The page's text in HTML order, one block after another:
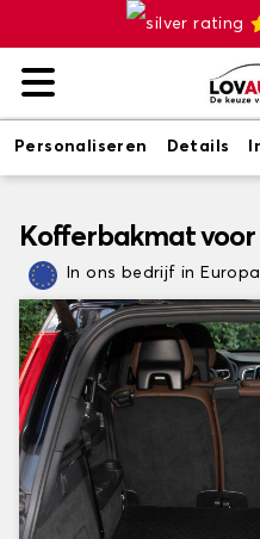
Personaliseren Details
Kofferbakmat voor
In ons bedrijf in